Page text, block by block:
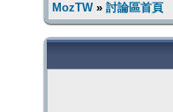
MozTW» 討論區首頁